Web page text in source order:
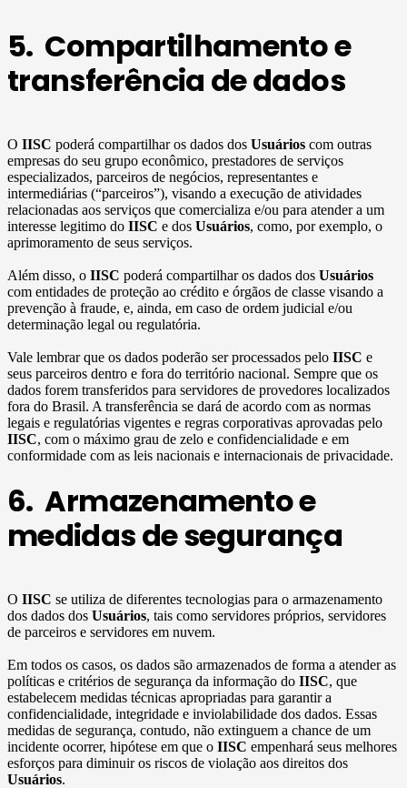
5. Compartilhamento e
transferência de dados
O IISC poderá compartilhar os dados dos Usuários com outras
empresas do seu grupo econômico, prestadores de serviços
especializados, parceiros de negócios, representantes e
intermediárias (“parceiros”), visando a execução de atividades
relacionadas aos serviços que comercializa e/ou para atender a um
interesse legitimo do IISC e dos Usuários, como, por exemplo, o
aprimoramento de seus serviços.
Além disso, o IISC poderá compartilhar os dados dos Usuários
com entidades de proteção ao crédito e órgãos de classe visando a
prevenção à fraude, e, ainda, em caso de ordem judicial e/ou
determinação legal ou regulatória.
Vale lembrar que os dados poderão ser processados pelo IISC e
seus parceiros dentro e fora do território nacional. Sempre que os
dados forem transferidos para servidores de provedores localizados
fora do Brasil. A transferência se dará de acordo com as normas
legais e regulatórias vigentes e regras corporativas aprovadas pelo
IISC, com o máximo grau de zelo e confidencialidade e em
conformidade com as leis nacionais e internacionais de privacidade.
6. Armazenamento e
medidas de segurança
O IISC se utiliza de diferentes tecnologias para o armazenamento
dos dados dos Usuários, tais como servidores próprios, servidores
de parceiros e servidores em nuvem.
Em todos os casos, os dados são armazenados de forma a atender as
políticas e critérios de segurança da informação do IISC, que
estabelecem medidas técnicas apropriadas para garantir a
confidencialidade, integridade e inviolabilidade dos dados. Essas
medidas de segurança, contudo, não extinguem a chance de um
incidente ocorrer, hipótese em que o IISC empenhará seus melhores
esforços para diminuir os riscos de violação aos direitos dos
Usuários.